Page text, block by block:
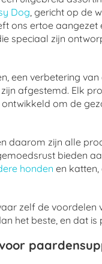
Dog, gericht op de
ons ertoe aangezet
speciaal zijn
een verbetering
afgestemd. Elk
om de
daarom zijn alle
bieden
honden en katten,
zelf de voordelen
het beste, en dat is